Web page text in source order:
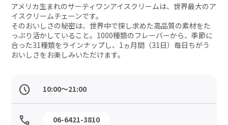
アメリカ生まれのサーティワンアイスクリームは、世界最大のア
イスクリームチェーンです。
そのおいしさの秘密は、世界中で探し求めた高品質の素材をた
っぷり活かしていること。1000種類のフレーバーから、季節に
合った31種類をラインナップし、1ヵ月間（31日）毎日ちがう
おいしさをお楽しみいただけます。
06-6421-3810